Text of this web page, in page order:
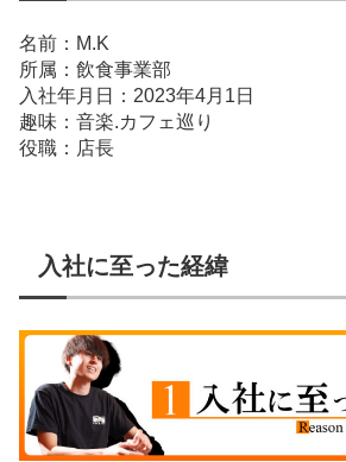
名前：M.K
所属：飲食事業部
入社年月日：2023年4月1日
趣味：音楽.カフェ巡り
役職：店長
入社に至った経緯